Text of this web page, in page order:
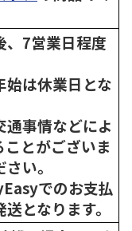
、7営業日程度
は休業日とな
事情などによ
とがございま
い。
でのお支払
となります。